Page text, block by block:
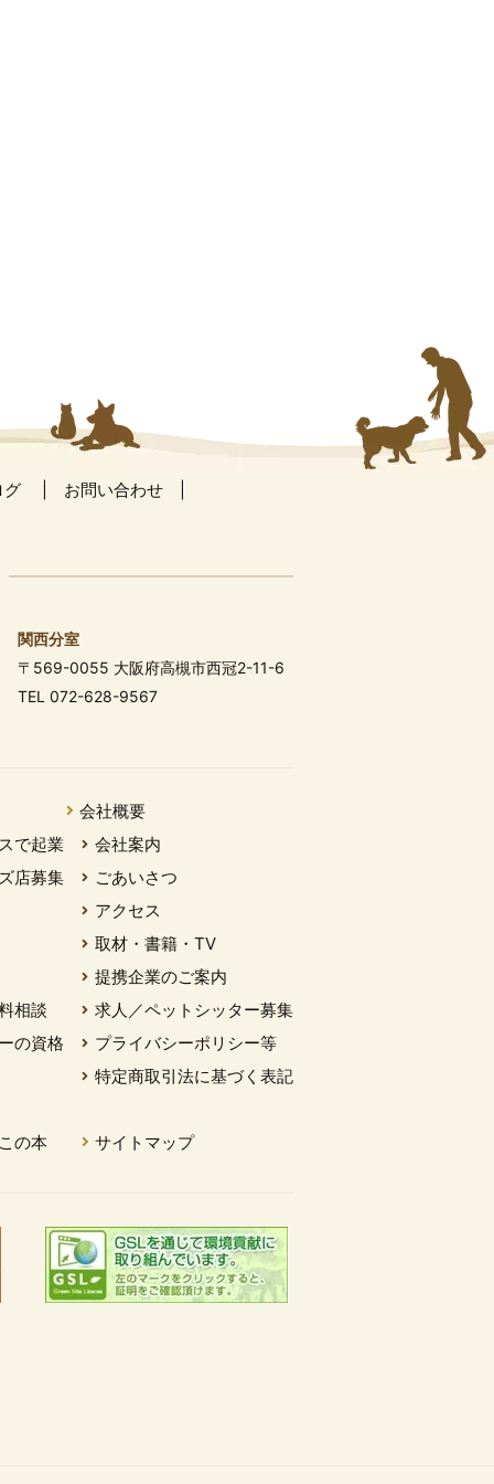
グ お問い合わせ
関西分室
〒569-0055 大阪府高槻市西冠2-11-6
TEL 072-628-9567
で起業
店募集
相談
の資格
会社概要
会社案内
ごあいさつ
アクセス
取材・書籍・TV
提携企業のご案内
求人／ペットシッター募集
プライバシーポリシー等
特定商取引法に基づく表記
の本 サイトマップ